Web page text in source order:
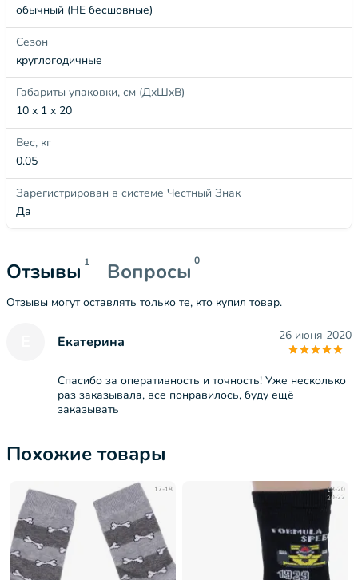
обычный (НЕ бесшовные)
Сезон
круглогодичные
Габариты упаковки, см (ДхШхВ)
10 x 1 x 20
Вес, кг
0.05
Зарегистрирован в системе Честный Знак
Да
Отзывы 1 Вопросы 0
Отзывы могут оставлять только те, кто купил товар.
Екатерина 26 июня 2020
Спасибо за оперативность и точность! Уже несколько
раз заказывала, все понравилось, буду ещё
заказывать
Похожие товары
17-18
18-20
20-22